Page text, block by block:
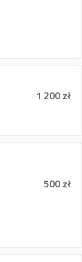
1 200 zł
500 zł